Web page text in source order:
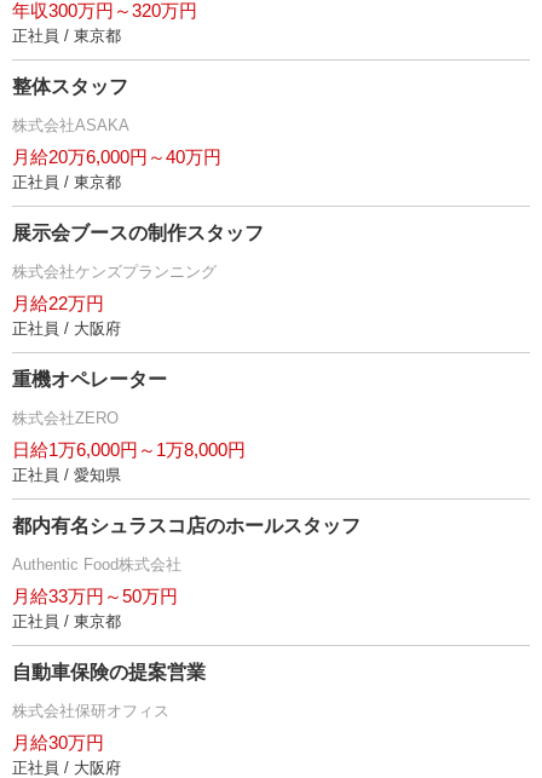
年収300万円～320万円
正社員 / 東京都
整体スタッフ
株式会社ASAKA
月給20万6,000円～40万円
正社員 / 東京都
展示会ブースの制作スタッフ
株式会社ケンズプランニング
月給22万円
正社員 / 大阪府
重機オペレーター
株式会社ZERO
日給1万6,000円～1万8,000円
正社員 / 愛知県
都内有名シュラスコ店のホールスタッフ
Authentic Food株式会社
月給33万円～50万円
正社員 / 東京都
自動車保険の提案営業
株式会社保研オフィス
月給30万円
正社員 / 大阪府